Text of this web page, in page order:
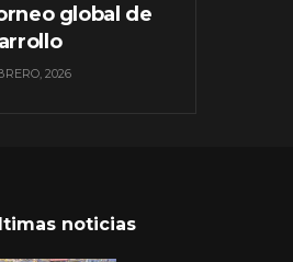
global de
2026
noticias